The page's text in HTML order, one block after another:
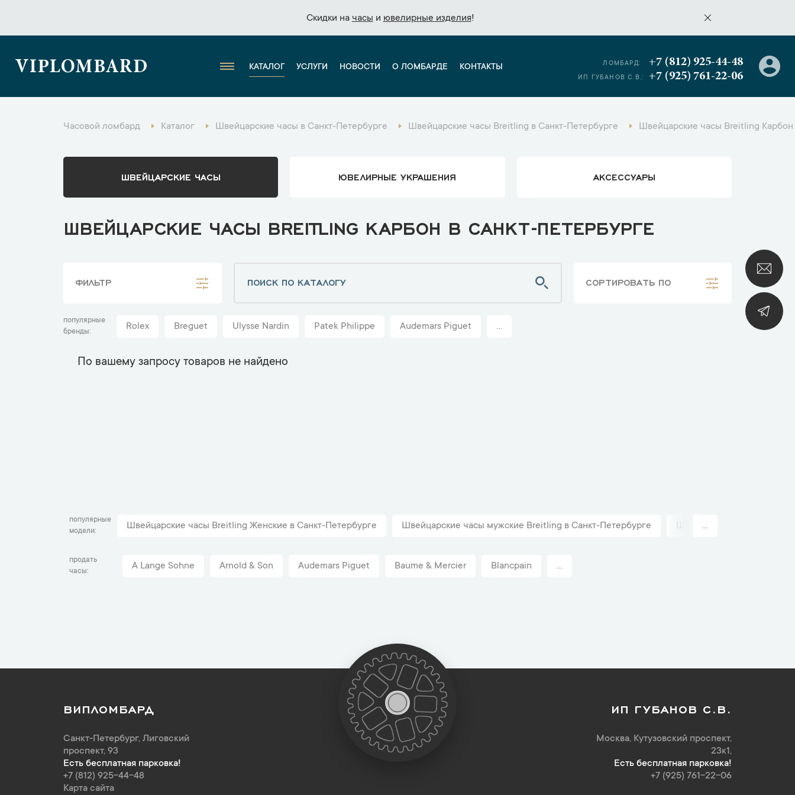
Скидки на часы и ювелирные изделия!
Скидки на часы и ювелирные изделия!
VIPLOMBARD КАТАЛОГ УСЛУГИ НОВОСТИ О ЛОМБАРДЕ КОНТАКТЫ ЛОМБАРД: +7 (812) 925-44-48
ИП ГУБАНОВ С.В.: +7 (925) 761-22-06
Часовой ломбард Каталог Швейцарские часы в Санкт-Петербурге Швейцарские часы Breitling в Санкт-Петербурге Швейцарские часы Breitling Карбон
ШВЕЙЦАРСКИЕ ЧАСЫ ЮВЕЛИРНЫЕ УКРАШЕНИЯ АКСЕССУАРЫ
ШВЕЙЦАРСКИЕ ЧАСЫ BREITLING КАРБОН В САНКТ-ПЕТЕРБУРГЕ
ФИЛЬТР СОРТИРОВАТЬ ПО
популярные
бренды
Rolex Breguet Ulysse Nardin Patek Philippe Audemars Piguet ...
По вашему запросу товаров не найдено
популярные
модели
Швейцарские часы Breitling Женские в Санкт-Петербурге Швейцарские часы мужские Breitling в Санкт-Петербурге Швейцарские часы
...
продать
часы
A Lange Sohne Arnold & Son Audemars Piguet Baume & Mercier Blancpain ...
ВИПЛОМБАРД
Санкт-Петербург, Лиговский
проспект, 93
Есть бесплатная парковка!
+7 (812) 925-44-48
Карта сайта
ИП ГУБАНОВ С.В.
Москва, Кутузовский проспект,
23к1,
Есть бесплатная парковка!
+7 (925) 761-22-06